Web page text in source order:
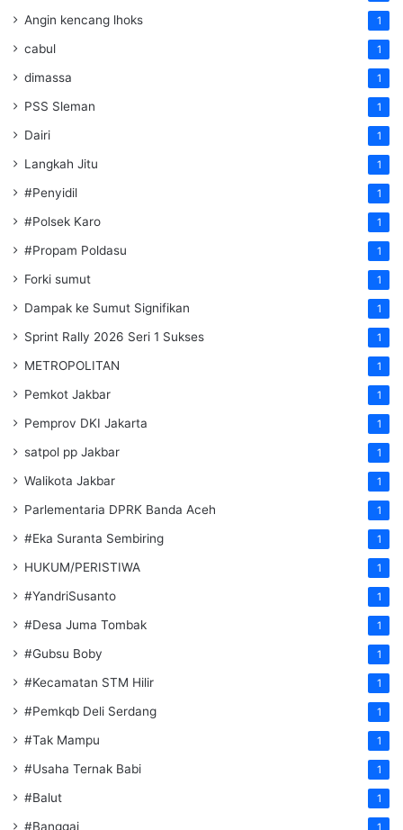
Angin kencang lhoks 1
cabul 1
dimassa 1
PSS Sleman 1
Dairi 1
Langkah Jitu 1
#Penyidil 1
#Polsek Karo 1
#Propam Poldasu 1
Forki sumut 1
Dampak ke Sumut Signifikan 1
Sprint Rally 2026 Seri 1 Sukses 1
METROPOLITAN 1
Pemkot Jakbar 1
Pemprov DKI Jakarta 1
satpol pp Jakbar 1
Walikota Jakbar 1
Parlementaria DPRK Banda Aceh 1
#Eka Suranta Sembiring 1
HUKUM/PERISTIWA 1
#YandriSusanto 1
#Desa Juma Tombak 1
#Gubsu Boby 1
#Kecamatan STM Hilir 1
#Pemkqb Deli Serdang 1
#Tak Mampu 1
#Usaha Ternak Babi 1
#Balut 1
#Banggai